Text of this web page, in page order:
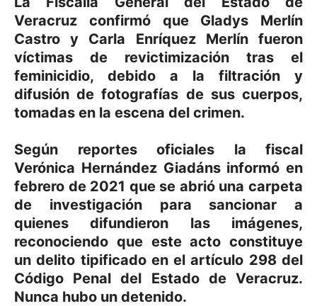
Veracruz confirmó que Gladys Merlín
Castro y Carla Enríquez Merlín fueron
víctimas de revictimización tras el
feminicidio, debido a la filtración y
difusión de fotografías de sus cuerpos,
tomadas en la escena del crimen.
Según reportes oficiales la fiscal
Verónica Hernández Giadáns informó en
febrero de 2021 que se abrió una carpeta
de investigación para sancionar a
quienes difundieron las imágenes,
reconociendo que este acto constituye
un delito tipificado en el artículo 298 del
Código Penal del Estado de Veracruz.
Nunca hubo un detenido.